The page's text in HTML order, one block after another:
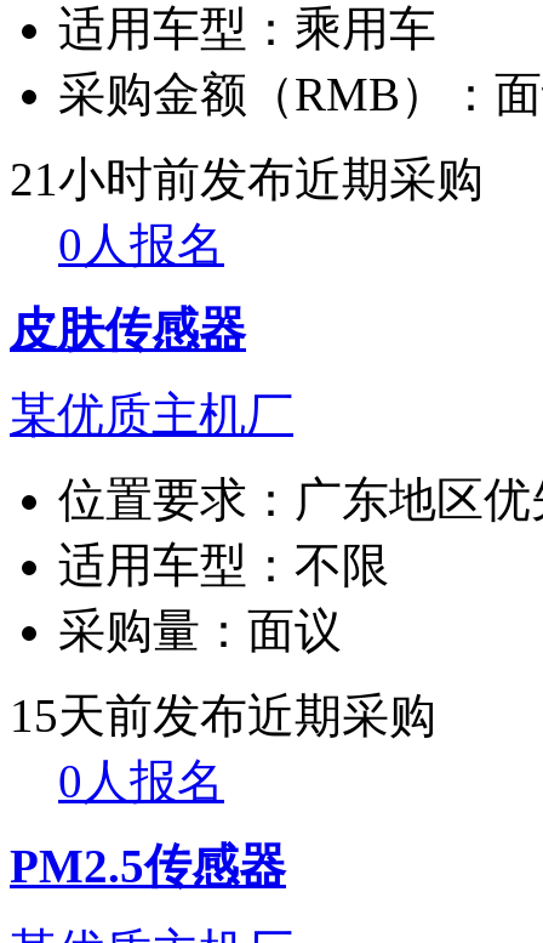
适用车型： 乘用车
采购金额（RMB）：
21小时前发布近期采购
0人报名
皮肤传感器
某优质主机厂
位置要求： 广东地区优
适用车型： 不限
采购量： 面议
15天前发布近期采购
0人报名
PM2.5传感器